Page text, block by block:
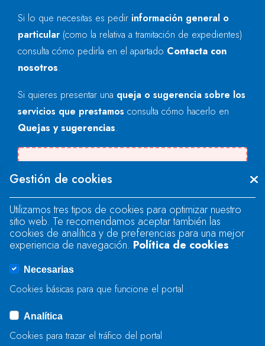
Si lo que necesitas es pedir información general o
particular (como la relativa a tramitación de expedientes)
consulta cómo pedirla en el apartado Contacta con
nosotros.
Si quieres presentar una queja o sugerencia sobre los
servicios que prestamos consulta cómo hacerlo en
Quejas y sugerencias.
"text".
Se produjo un error al cargar el campo
"text".
Se produjo un error al cargar el campo
Gestión de cookies
Utilizamos tres tipos de cookies para optimizar nuestro
sitio web. Te recomendamos aceptar también las
cookies de analítica y de preferencias para una mejor
experiencia de navegación. Política de cookies
Necesarias
Cookies básicas para que funcione el portal
Analítica
Cookies para trazar el tráfico del portal